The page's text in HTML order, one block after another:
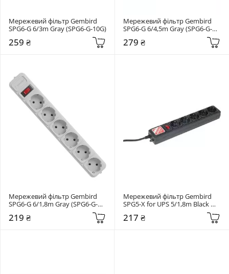
Мережевий фільтр Gembird
SPG6-G 6/3m Gray (SPG6-G-10G)
259 ₴
Мережевий фільтр Gembird
SPG6-G 6/4,5m Gray (SPG6-G-
279 ₴
Мережевий фільтр Gembird
SPG6-G 6/1,8m Gray (SPG6-G-
219 ₴
Мережевий фільтр Gembird
SPG5-X for UPS 5/1,8m Black
217 ₴